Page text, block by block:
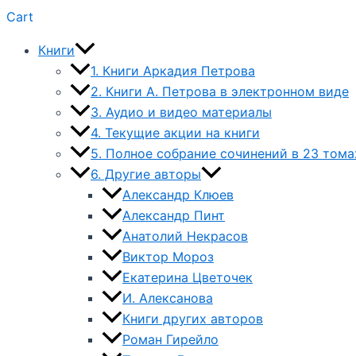
Cart
Книги
1. Книги Аркадия Петрова
2. Книги А. Петрова в электронном виде
3. Аудио и видео материалы
4. Текущие акции на книги
5. Полное собрание сочинений в 23
6. Другие авторы
Александр Клюев
Александр Пинт
Анатолий Некрасов
Виктор Мороз
Екатерина Цветочек
И. Алексанова
Книги других авторов
Роман Гирейло